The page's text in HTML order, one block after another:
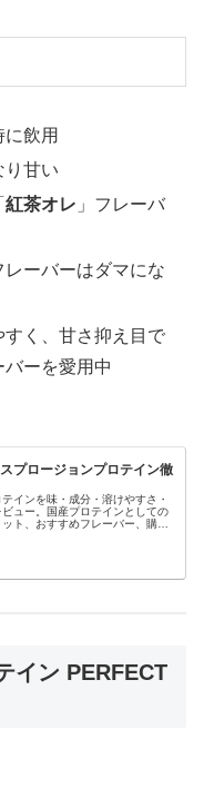
飲用
り甘い
紅茶オレ 」フレーバ
レーバーはダマにな
すく、甘さ抑え目で
ーを愛用中
プロージョンプロテイン徹
インを味・成分・溶けやすさ・
ュー。国産プロテインとしての
ト、おすすめフレーバー、購入
イン PERFECT